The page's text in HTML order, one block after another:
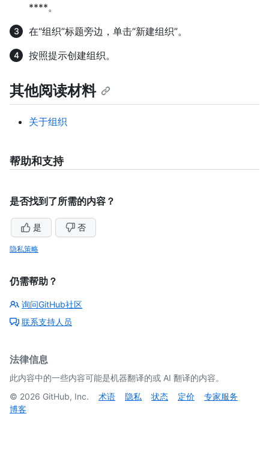
****。
在“组织”标题旁边，单击“新建组织”。
按照提示创建组织。
其他阅读材料
关于组织
帮助和支持
是否找到了所需的内容？
是 否
隐私策略
仍需帮助？
询问GitHub社区
联系支持人员
法律信息
此内容中的一些内容可能是机器翻译的或 AI 翻译的内容。
© 2026 GitHub, Inc. 术语 隐私 状态 定价
专家服务
博客